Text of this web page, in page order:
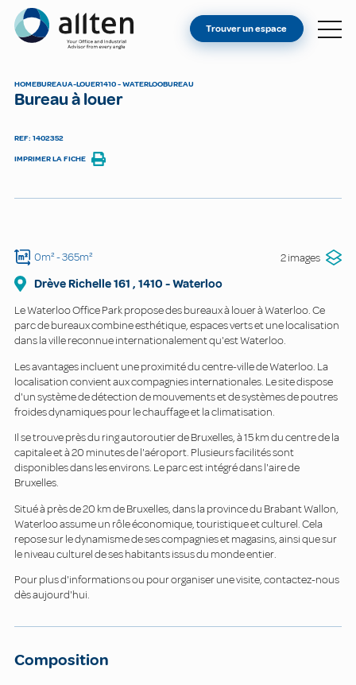
Allten
TROUVER UN ESPACE
Trouver un espace
HOMEBUREAUA-LOUER1410 - WATERLOOBUREAU
Bureau à louer
REF: 1402352
IMPRIMER LA FICHE
0m²- 365m² 2 images
Drève Richelle161 , 1410 -Waterloo
Le Waterloo Office Park propose des bureaux à louer à Waterloo. Ce
parc de bureaux combine esthétique, espaces verts et une localisation
dans la ville reconnue internationalement qu'est Waterloo.
Les avantages incluent une proximité du centre-ville de Waterloo. La
localisation convient aux compagnies internationales. Le site dispose
d'un système de détection de mouvements et de systèmes de poutres
froides dynamiques pour le chauffage et la climatisation.
Il se trouve près du ring autoroutier de Bruxelles, à 15 km du centre de la
capitale et à 20 minutes de l'aéroport. Plusieurs facilités sont
disponibles dans les environs. Le parc est intégré dans l'aire de
Bruxelles.
Situé à près de 20 km de Bruxelles, dans la province du Brabant Wallon,
Waterloo assume un rôle économique, touristique et culturel. Cela
repose sur le dynamisme de ses compagnies et magasins, ainsi que sur
le niveau culturel de ses habitants issus du monde entier.
Pour plus d'informations ou pour organiser une visite, contactez-nous
dès aujourd'hui.
Composition